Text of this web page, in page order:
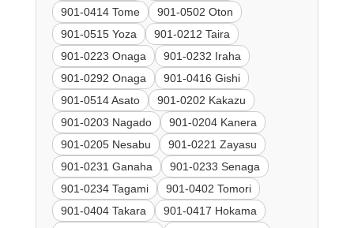
901-0414 Tome
901-0502 Oton
901-0515 Yoza
901-0212 Taira
901-0223 Onaga
901-0232 Iraha
901-0292 Onaga
901-0416 Gishi
901-0514 Asato
901-0202 Kakazu
901-0203 Nagado
901-0204 Kanera
901-0205 Nesabu
901-0221 Zayasu
901-0231 Ganaha
901-0233 Senaga
901-0234 Tagami
901-0402 Tomori
901-0404 Takara
901-0417 Hokama